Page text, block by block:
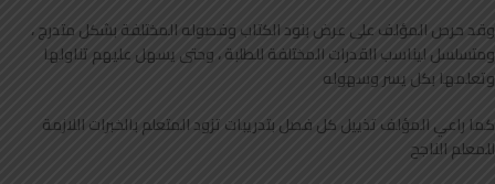
وقد حرص المؤلف على عرض بنود الكتاب وفصوله المختلفة بشكل متدرج ،
ومتسلسل ليناسب القدرات المختلفة للطلبة ، وحتى يسهل عليهم تناولها
وتعلمها بكل يسر وسهوله
كما راعي المؤلف تذييل كل فصل بتدريبات تزود المتعلم بالخبرات اللازمة
للمعلم الناجح